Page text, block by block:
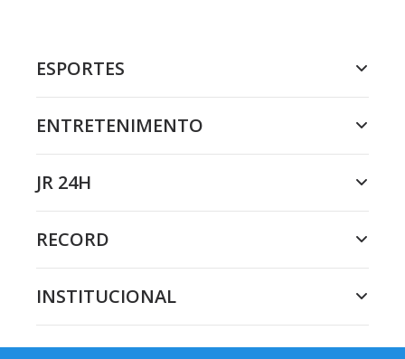
ESPORTES
ENTRETENIMENTO
JR 24H
RECORD
INSTITUCIONAL